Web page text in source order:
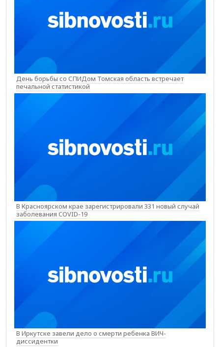
День борьбы со СПИДом Томская область встречает
печальной статистикой
В Красноярском крае зарегистрировали 331 новый случай
заболевания COVID-19
В Иркутске завели дело о смерти ребенка ВИЧ-
диссидентки